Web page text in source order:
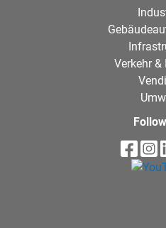
Verkehr